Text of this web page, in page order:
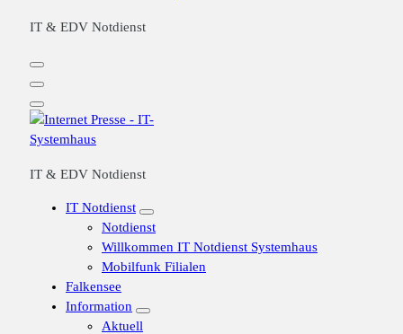
IT & EDV Notdienst
IT & EDV Notdienst
IT Notdienst
Notdienst
Willkommen IT Notdienst Systemhaus
Mobilfunk Filialen
Falkensee
Information
Aktuell